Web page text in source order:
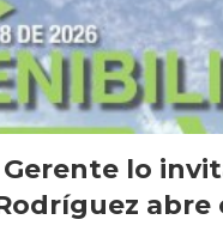
Gerente lo
abre